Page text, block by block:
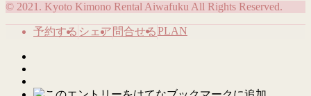
© 2021. Kyoto Kimono Rental Aiwafuku All Rights Reserved.
予約する シェア 問合せるPLAN